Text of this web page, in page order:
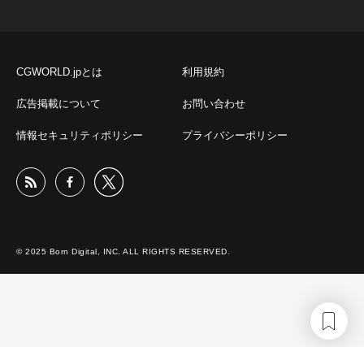
CGWORLD.jpとは 利用規約
広告掲載について お問い合わせ
情報セキュリティポリシー プライバシーポリシー
© 2025 Born Digital, INC. ALL RIGHTS RESERVED.